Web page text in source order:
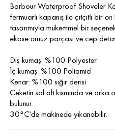
Barbour Waterproof Shoveler
fermuarlı kapanış ile çıtçıtlı bir
tasarımıyla mükemmel bir
ekose omuz parçası ve cep
Dış kumaş: %100 Polyester
İç kumaş: %100 Poliamid
Kenar: %100 sığır derisi
Ceketin sol alt kısmında ve arka
bulunur.
30°C'de makinede yıkanabilir.